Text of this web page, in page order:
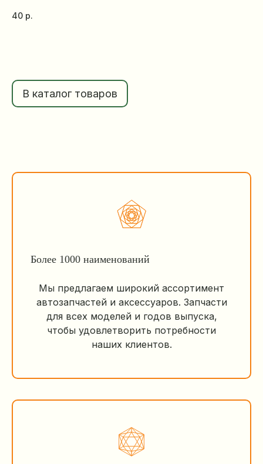
40 р.
В каталог товаров
Более 1000 наименований
Мы предлагаем широкий ассортимент
автозапчастей и аксессуаров. Запчасти
для всех моделей и годов выпуска,
чтобы удовлетворить потребности
наших клиентов.